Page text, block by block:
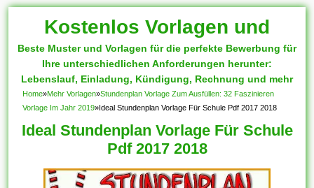
Kostenlos Vorlagen und
Muster
Beste Muster und Vorlagen für die perfekte Bewerbung für
Ihre unterschiedlichen Anforderungen herunter:
Lebenslauf, Einladung, Kündigung, Rechnung und mehr
Home»Mehr Vorlagen»Stundenplan Vorlage Zum Ausfüllen: 32 Faszinieren
Vorlage Im Jahr 2019»Ideal Stundenplan Vorlage Für Schule Pdf 2017 2018
Ideal Stundenplan Vorlage Für Schule
Pdf 2017 2018